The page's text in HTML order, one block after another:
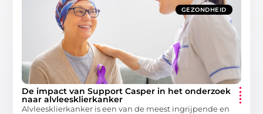
GEZONDHEID
De impact van Support Casper in het onderzoek
naar alvleesklierkanker
Alvleesklierkanker is een van de meest ingrijpende en